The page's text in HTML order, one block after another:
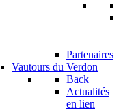
Partenaires
Vautours du Verdon
Back
Actualités
en lien